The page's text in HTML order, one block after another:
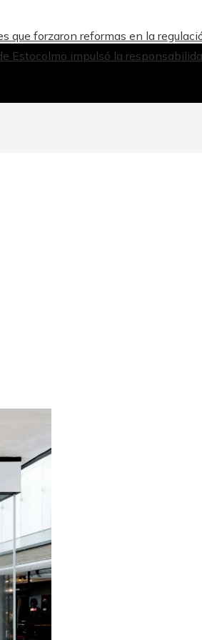
que forzaron reformas en la
Estocolmo impulsó la